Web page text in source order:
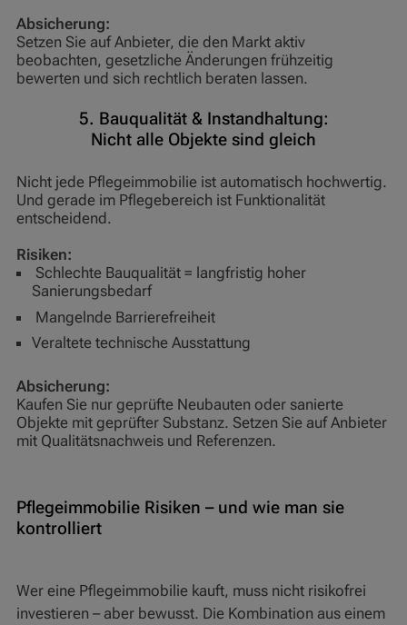
Absicherung:
Setzen Sie auf Anbieter, die den Markt aktiv
beobachten, gesetzliche Änderungen frühzeitig
bewerten und sich rechtlich beraten lassen.
5. Bauqualität & Instandhaltung:
Nicht alle Objekte sind gleich
Nicht jede Pflegeimmobilie ist automatisch hochwertig.
Und gerade im Pflegebereich ist Funktionalität
entscheidend.
Risiken:
Schlechte Bauqualität = langfristig hoher
Sanierungsbedarf
Mangelnde Barrierefreiheit
Veraltete technische Ausstattung
Absicherung:
Kaufen Sie nur geprüfte Neubauten oder sanierte
Objekte mit geprüfter Substanz. Setzen Sie auf Anbieter
mit Qualitätsnachweis und Referenzen.
Pflegeimmobilie Risiken – und wie man sie
kontrolliert
Wer eine Pflegeimmobilie kauft, muss nicht risikofrei
investieren – aber bewusst. Die Kombination aus einem